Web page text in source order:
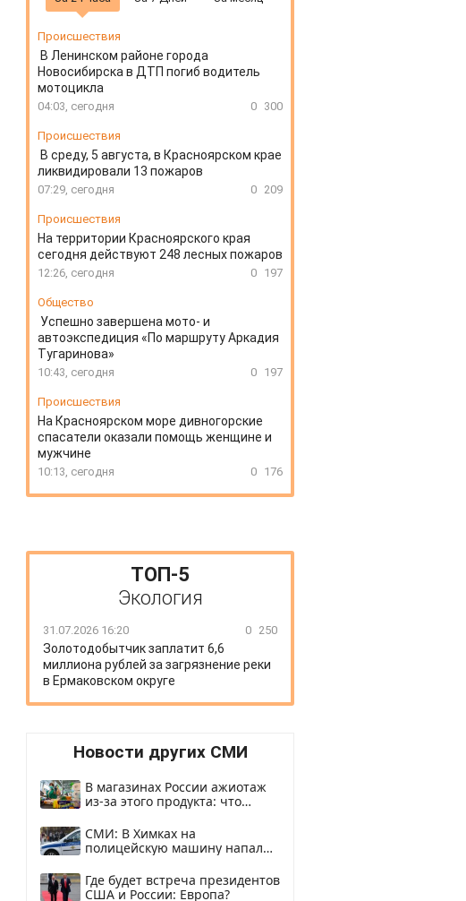
Происшествия
В Ленинском районе города
Новосибирска в ДТП погиб водитель
мотоцикла
04:03, сегодня 0 300
Происшествия
В среду, 5 августа, в Красноярском крае
ликвидировали 13 пожаров
07:29, сегодня 0 209
Происшествия
На территории Красноярского края
сегодня действуют 248 лесных пожаров
12:26, сегодня 0 197
Общество
Успешно завершена мото- и
автоэкспедиция «По маршруту Аркадия
Тугаринова»
10:43, сегодня 0 197
Происшествия
На Красноярском море дивногорские
спасатели оказали помощь женщине и
мужчине
10:13, сегодня 0 176
ТОП-5
Экология
31.07.2026 16:20 0 250
Золотодобытчик заплатит 6,6
миллиона рублей за загрязнение реки
в Ермаковском округе
Новости других СМИ
В магазинах России ажиотаж
из-за этого продукта: что
СМИ: В Химках на
полицейскую машину напали
Где будет встреча президентов
США и России: Европа?